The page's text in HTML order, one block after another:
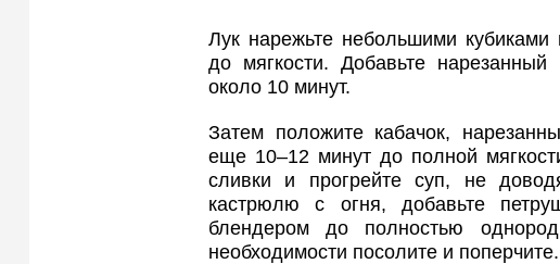
Лук нарежьте небольшими
до мягкости. Добавьте
около 10 минут.
Затем положите кабачок,
еще 10–12 минут до полной
сливки и прогрейте суп, не
кастрюлю с огня, добавьте
блендером до полностью
необходимости посолите и поперчите.